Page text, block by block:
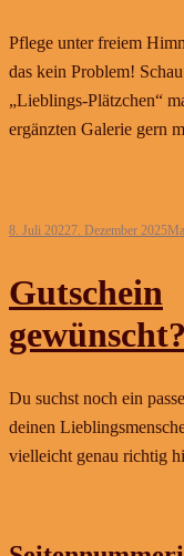
Pflege unter freiem
das kein Problem!
„Lieblings-Plätzchen“
ergänzten Galerie gern
8. Juli 20227. Dezember 2025
Gutschein
gewünscht?
Du suchst noch ein
deinen
vielleicht genau richtig